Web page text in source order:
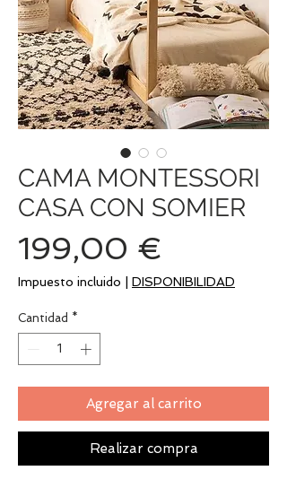
CAMA MONTESSORI
CASA CON SOMIER
199,00 €
Impuesto incluido DISPONIBILIDAD
Cantidad *
Agregar al carrito
Realizar compra